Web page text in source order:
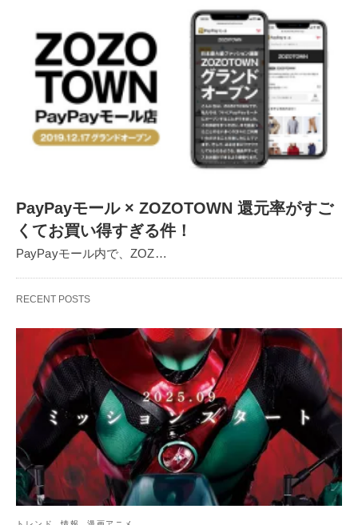
PayPayモール × ZOZOTOWN 還元率がすご
くてお買い得すぎる件！
PayPayモール内で、ZOZ…
RECENT POSTS